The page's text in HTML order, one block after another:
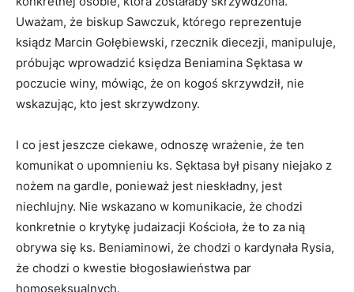
Uważam, że biskup Sawczuk, którego reprezentuje
ksiądz Marcin Gołębiewski, rzecznik diecezji, manipuluje,
próbując wprowadzić księdza Beniamina Sęktasa w
poczucie winy, mówiąc, że on kogoś skrzywdził, nie
wskazując, kto jest skrzywdzony.
I co jest jeszcze ciekawe, odnoszę wrażenie, że ten
komunikat o upomnieniu ks. Sęktasa był pisany niejako z
nożem na gardle, ponieważ jest nieskładny, jest
niechlujny. Nie wskazano w komunikacie, że chodzi
konkretnie o krytykę judaizacji Kościoła, że to za nią
obrywa się ks. Beniaminowi, że chodzi o kardynała Rysia,
że chodzi o kwestie błogosławieństwa par
homoseksualnych.